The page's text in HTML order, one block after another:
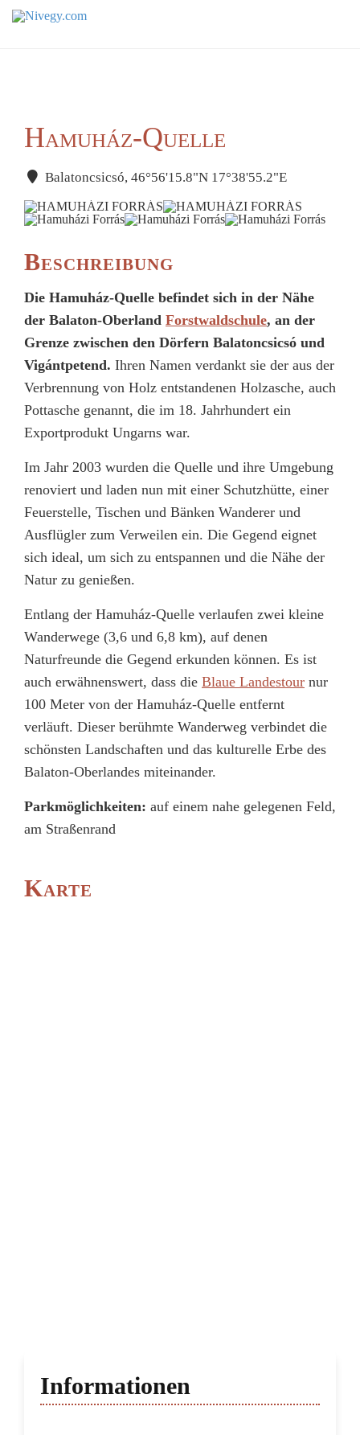
Hamuház-Quelle
Balatoncsicsó, 46°56'15.8"N 17°38'55.2"E
Beschreibung
Die Hamuház-Quelle befindet sich in der Nähe
der Balaton-Oberland Forstwaldschule, an der
Grenze zwischen den Dörfern Balatoncsicsó und
Vigántpetend. Ihren Namen verdankt sie der aus der
Verbrennung von Holz entstandenen Holzasche, auch
Pottasche genannt, die im 18. Jahrhundert ein
Exportprodukt Ungarns war.
Im Jahr 2003 wurden die Quelle und ihre Umgebung
renoviert und laden nun mit einer Schutzhütte, einer
Feuerstelle, Tischen und Bänken Wanderer und
Ausflügler zum Verweilen ein. Die Gegend eignet
sich ideal, um sich zu entspannen und die Nähe der
Natur zu genießen.
Entlang der Hamuház-Quelle verlaufen zwei kleine
Wanderwege (3,6 und 6,8 km), auf denen
Naturfreunde die Gegend erkunden können. Es ist
auch erwähnenswert, dass die Blaue Landestour nur
100 Meter von der Hamuház-Quelle entfernt
verläuft. Dieser berühmte Wanderweg verbindet die
schönsten Landschaften und das kulturelle Erbe des
Balaton-Oberlandes miteinander.
Parkmöglichkeiten: auf einem nahe gelegenen Feld,
am Straßenrand
Karte
Informationen